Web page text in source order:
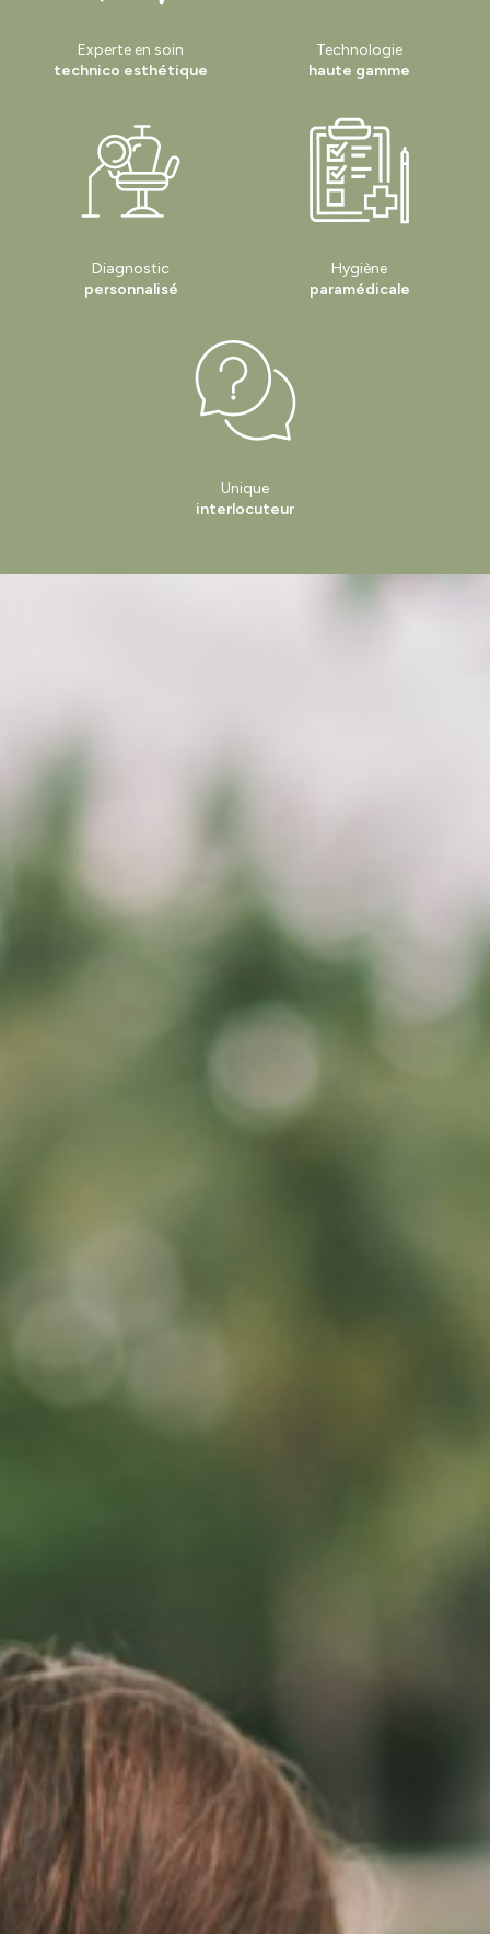
Experte en soin
technico esthétique
Technologie
haute gamme
Diagnostic
personnalisé
Hygiène
paramédicale
Unique
interlocuteur